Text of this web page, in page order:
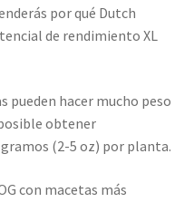
por qué Dutch
de rendimiento XL
pueden hacer mucho peso
obtener
(2-5 oz) por planta.
con macetas más